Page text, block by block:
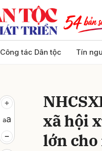
Công tác Dân tộc Tín
xã hội
lớn